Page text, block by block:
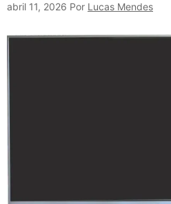
abril 11, 2026 Por Lucas Mendes